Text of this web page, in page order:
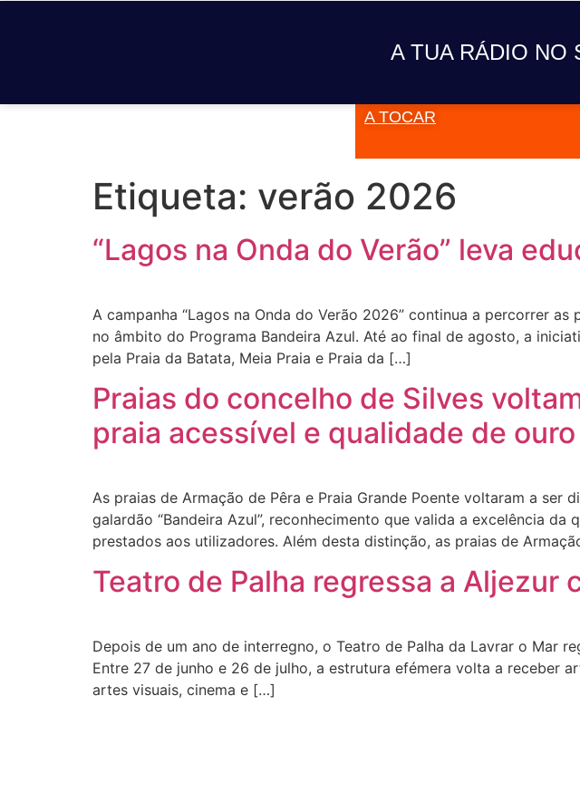
A TUA RÁDIO NO
A TUA
A TOCAR
Etiqueta: verão 2026
“Lagos na Onda do Verão” leva
A campanha “Lagos na Onda do Verão 2026” continua a percorrer
no âmbito do Programa Bandeira Azul. Até ao final de agosto, a
pela Praia da Batata, Meia Praia e Praia da […]
Praias do concelho de Silves
praia acessível e qualidade de ouro
As praias de Armação de Pêra e Praia Grande Poente voltaram a
galardão “Bandeira Azul”, reconhecimento que valida a excelência
prestados aos utilizadores. Além desta distinção, as praias de
Teatro de Palha regressa a
Depois de um ano de interregno, o Teatro de Palha da Lavrar o Mar
Entre 27 de junho e 26 de julho, a estrutura efémera volta a receber
artes visuais, cinema e […]